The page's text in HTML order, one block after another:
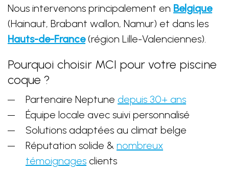
Nous intervenons principalement en Belgique
(Hainaut, Brabant wallon, Namur) et dans les
Hauts-de-France (région Lille-Valenciennes).
Pourquoi choisir MCI pour votre piscine
coque ?
Partenaire Neptune depuis 30+ ans
Équipe locale avec suivi personnalisé
Solutions adaptées au climat belge
Réputation solide & nombreux
témoignages clients